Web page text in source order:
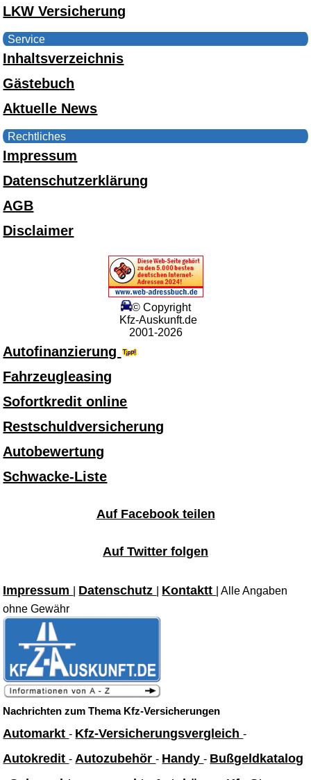
LKW Versicherung
Service
Inhaltsverzeichnis
Gästebuch
Aktuelle News
Rechtliches
Impressum
Datenschutzerklärung
AGB
Disclaimer
© Copyright
Kfz-Auskunft.de
2001-2026
Autofinanzierung
Fahrzeugleasing
Sofortkredit online
Restschuldversicherung
Autobewertung
Schwacke-Liste
Auf Facebook teilen
Auf Twitter folgen
Impressum Datenschutz Kontaktt
| Alle Angaben
ohne Gewähr
Nachrichten zum Thema Kfz-Versicherungen
Automarkt- Kfz-Versicherungsvergleich-
Autokredit- Autozubehör- Handy- Bußgeldkatalog